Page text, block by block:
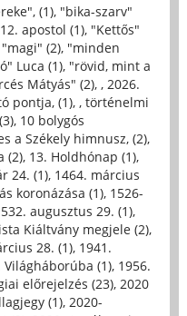
(1), "bika-szarv"
apostol (1), "Kettős"
"magi" (2), "minden
Luca (1), "rövid, mint a
Mátyás" (2), , 2026.
pontja, (1), , történelmi
, 10 bolygós
a Székely himnusz, (2),
(2), 13. Holdhónap (1),
24. (1), 1464. március
koronázása (1), 1526-
augusztus 29. (1),
Kiáltvány megjele (2),
28. (1), 1941.
(1), 1956.
előrejelzés (23), 2020
(1), 2020-